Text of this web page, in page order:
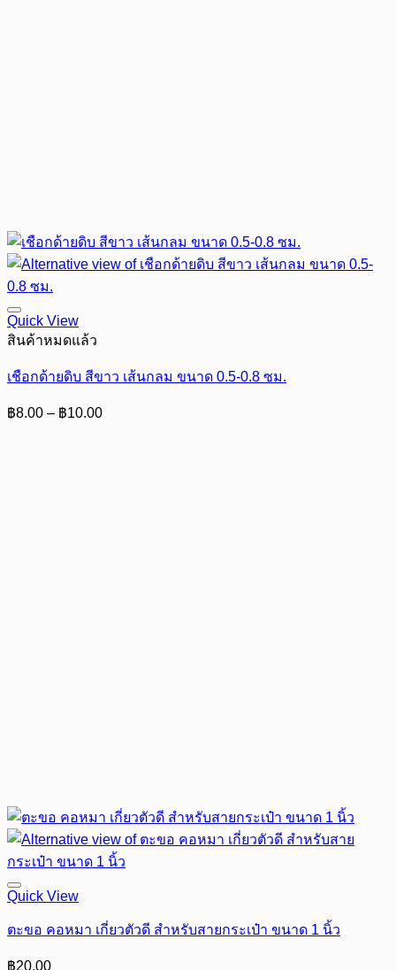
Quick View
สินค้าหมดแล้ว
เชือกด้ายดิบ สีขาว เส้นกลม ขนาด 0.5-0.8 ซม.
฿8.00 – ฿10.00Price
Quick View
ตะขอ คอหมา เกี่ยวตัวดี สำหรับสายกระเป๋า ขนาด 1 นิ้ว
฿20.00